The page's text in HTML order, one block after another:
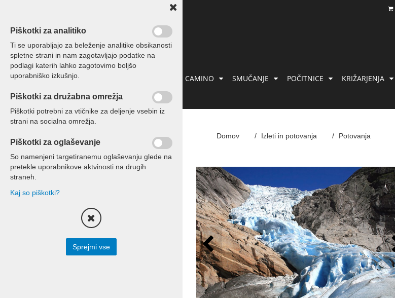
IZLETI IN POTOVANJA CAMINO SMUČANJE POČITNICE KRIŽARJENJA
KONTAKT
Potovanja
Izleti za skupine
lahko sporočite vaše vprašanje. Z
veseljem vam bomo odgovorili.
Domov Izleti in potovanja Potovanja
Piškotki za analitiko
Ti se uporabljajo za beleženje analitike obsikanosti
spletne strani in nam zagotavljajo podatke na
podlagi katerih lahko zagotovimo boljšo
uporabniško izkušnjo.
Piškotki za družabna omrežja
Piškotki potrebni za vtičnike za deljenje vsebin iz
strani na socialna omrežja.
Piškotki za oglaševanje
So namenjeni targetiranemu oglaševanju glede na
pretekle uporabnikove aktvinosti na drugih
straneh.
Kaj so piškotki?
Sprejmi vse